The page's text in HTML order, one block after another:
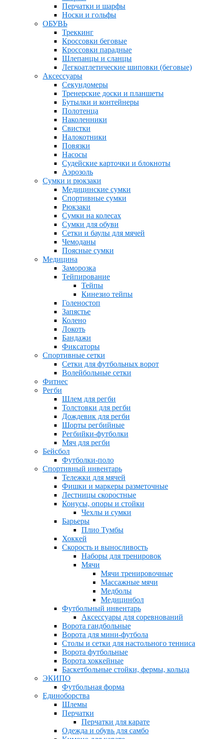
Перчатки и шарфы
Носки и гольфы
ОБУВЬ
Треккинг
Кроссовки беговые
Кроссовки парадные
Шлепанцы и сланцы
Легкоатлетические шиповки (беговые)
Аксессуары
Секундомеры
Тренерские доски и планшеты
Бутылки и контейнеры
Полотенца
Наколенники
Свистки
Налокотники
Повязки
Насосы
Судейские карточки и блокноты
Аэрозоль
Сумки и рюкзаки
Медицинские сумки
Спортивные сумки
Рюкзаки
Сумки на колесах
Сумки для обуви
Сетки и баулы для мячей
Чемоданы
Поясные сумки
Медицина
Заморозка
Тейпирование
Тейпы
Кинезио тейпы
Голеностоп
Запястье
Колено
Локоть
Бандажи
Фиксаторы
Спортивные сетки
Сетки для футбольных ворот
Волейбольные сетки
Фитнес
Регби
Шлем для регби
Толстовки для регби
Дождевик для регби
Шорты регбийные
Регбийки-футболки
Мяч для регби
Бейсбол
Футболки-поло
Спортивный инвентарь
Тележки для мячей
Фишки и маркеры разметочные
Лестницы скоростные
Конусы, опоры и стойки
Чехлы и сумки
Барьеры
Плио Тумбы
Хоккей
Скорость и выносливость
Наборы для тренировок
Мячи
Мячи тренировочные
Массажные мячи
Медболы
Медицинбол
Футбольный инвентарь
Аксессуары для соревнований
Ворота гандбольные
Ворота для мини-футбола
Столы и сетки для настольного тенниса
Ворота футбольные
Ворота хоккейные
Баскетбольные стойки, фермы, кольца
ЭКИПО
Футбольная форма
Единоборства
Шлемы
Перчатки
Перчатки для карате
Одежда и обувь для самбо